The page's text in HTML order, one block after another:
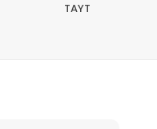
TAYT